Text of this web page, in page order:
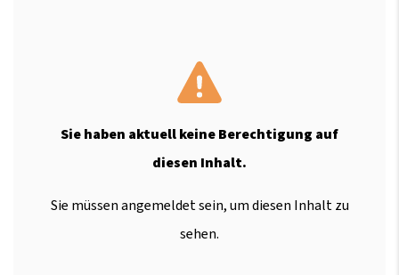
Sie haben aktuell keine Berechtigung auf
diesen Inhalt.
Sie müssen angemeldet sein, um diesen Inhalt zu
sehen.